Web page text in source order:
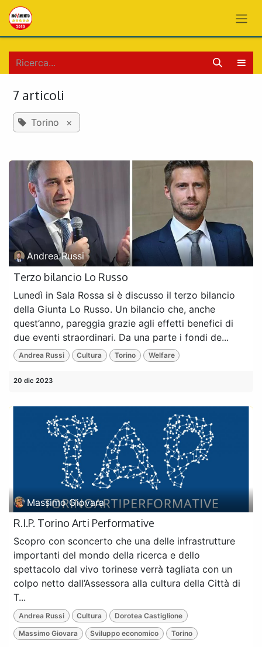
PASSA AL CONTENUTO
7 articoli
Torino ×
Andrea Russi
Terzo bilancio Lo Russo
Lunedì in Sala Rossa si è discusso il terzo bilancio
della Giunta Lo Russo. Un bilancio che, anche
quest’anno, pareggia grazie agli effetti benefici di
due eventi straordinari. Da una parte i fondi de...
Andrea Russi Cultura Torino Welfare
20 dic 2023
Massimo Giovara
R.I.P. Torino Arti Performative
Scopro con sconcerto che una delle infrastrutture
importanti del mondo della ricerca e dello
spettacolo dal vivo torinese verrà tagliata con un
colpo netto dall’Assessora alla cultura della Città di
T...
Andrea Russi Cultura Dorotea Castiglione
Massimo Giovara Sviluppo economico Torino